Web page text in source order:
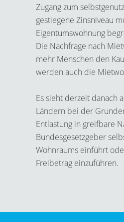
Zugang zum
gestiegene Zinsniveau
Eigentumswohnung
Die Nachfrage nach
mehr Menschen den
werden auch die
Es sieht derzeit danach
Ländern bei der
Entlastung in greifbare
Bundesgesetzgeber
Wohnraums einführt
Freibetrag einzuführen.